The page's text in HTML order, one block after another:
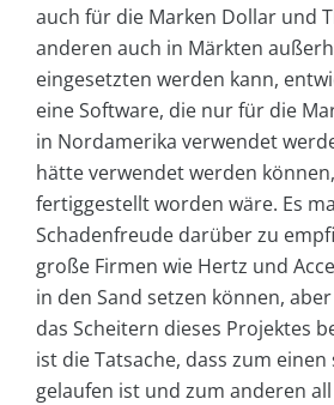
auch für die Marken Dollar und
anderen auch in Märkten
eingesetzten werden kann,
eine Software, die nur für die
in Nordamerika verwendet
hätte verwendet werden
fertiggestellt worden wäre. Es
Schadenfreude darüber zu
große Firmen wie Hertz und
in den Sand setzen können,
das Scheitern dieses Projektes
ist die Tatsache, dass zum einen
gelaufen ist und zum anderen